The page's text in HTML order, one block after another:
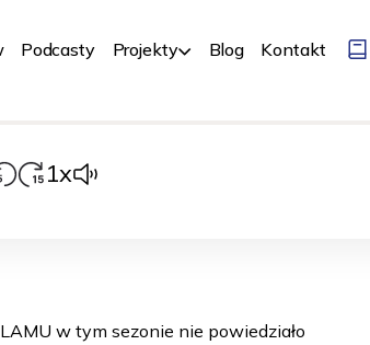
Podcasty Projekty Blog Kontakt
Biologia, medycyna, chemia LAMU
1x
w tym sezonie nie powiedziało